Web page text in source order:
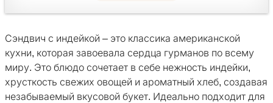
Сэндвич с индейкой – это классика американской
кухни, которая завоевала сердца гурманов по всему
миру. Это блюдо сочетает в себе нежность индейки,
хрусткость свежих овощей и ароматный хлеб, создавая
незабываемый вкусовой букет. Идеально подходит для